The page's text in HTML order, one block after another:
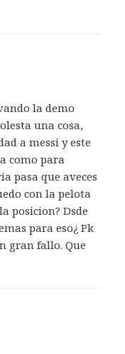
la demo
una cosa,
a messi y este
como para
pasa que aveces
con la pelota
posicion? Dsde
para eso¿ Pk
gran fallo. Que